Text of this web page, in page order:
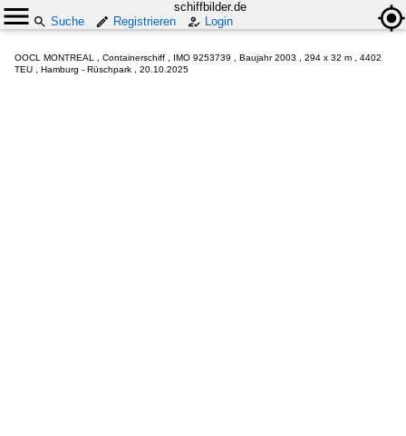
schiffbilder.de
Suche
Registrieren Login
OOCL MONTREAL , Containerschiff , IMO 9253739 , Baujahr 2003 , 294 x 32 m , 4402
TEU , Hamburg - Rüschpark , 20.10.2025